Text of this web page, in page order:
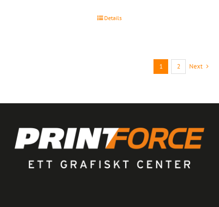
Details
1 2 Next